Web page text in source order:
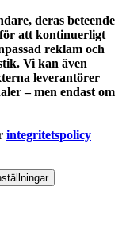
deras beteende
att kontinuerligt
reklam och
Vi kan även
leverantörer
– men endast om
integritetspolicy